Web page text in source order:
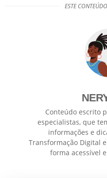
ESTE
Conteúdo escrito
especialistas, que
informações e
Transformação Digital
forma acessível